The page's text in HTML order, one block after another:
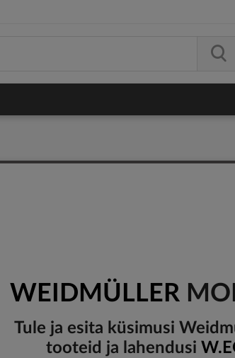
WEIDMÜLLER
Tule ja esita küsimusi
tooteid ja lahendusi